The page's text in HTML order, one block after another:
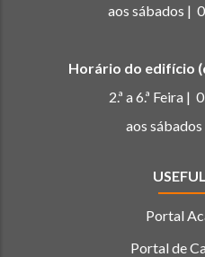
aos sábados |
Horário do edifício
2.ª a 6.ª Feira |
aos
Portal
Portal de